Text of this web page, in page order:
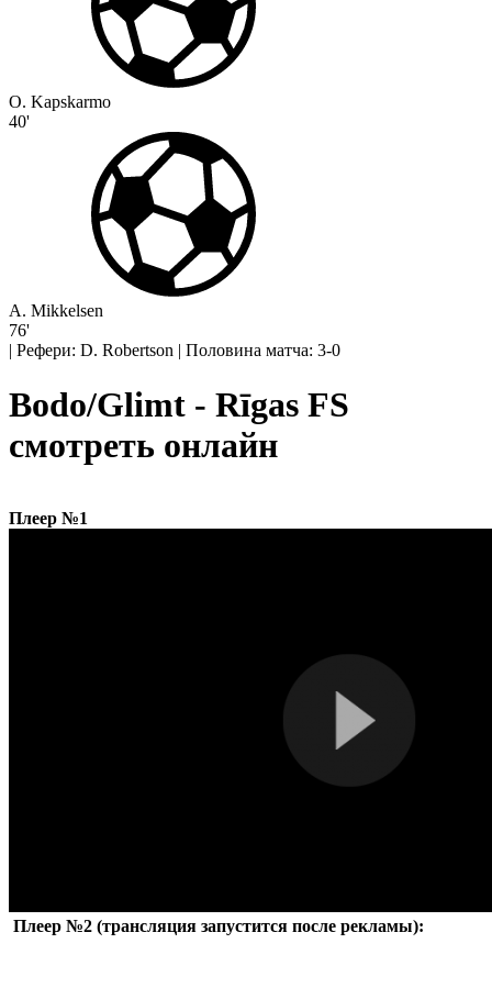
O. Kapskarmo
40'
A. Mikkelsen
76'
| Рефери: D. Robertson | Половина матча: 3-0
Bodo/Glimt - Rīgas FS
смотреть онлайн
Плеер №1
Плеер №2 (трансляция запустится после рекламы):